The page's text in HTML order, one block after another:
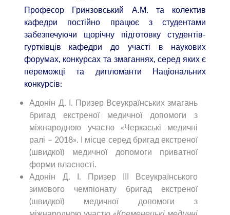
Професор Гринзовський А.М. та колектив
кафедри постійно працює з студентами
забезпечуючи щорічну підготовку студентів-
гуртківців кафедри до участі в наукових
форумах, конкурсах та змаганнях, серед яких є
переможці та дипломанти Національних
конкурсів:
Адонін Д. І. Призер Всеукраїнських змагань
бригад екстреної медичної допомоги з
міжнародною участю «Черкаські медичні
ралі – 2018». І місце серед бригад екстреної
(швидкої) медичної допомоги приватної
форми власності.
Адонін Д. І. Призер ІІІ Всеукраїнського
зимового чемпіонату бригад екстреної
(швидкої) медичної допомоги з